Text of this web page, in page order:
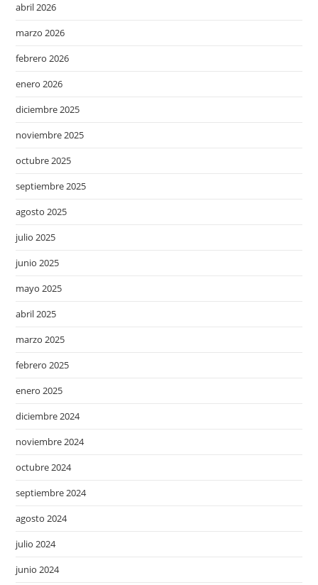
abril 2026
marzo 2026
febrero 2026
enero 2026
diciembre 2025
noviembre 2025
octubre 2025
septiembre 2025
agosto 2025
julio 2025
junio 2025
mayo 2025
abril 2025
marzo 2025
febrero 2025
enero 2025
diciembre 2024
noviembre 2024
octubre 2024
septiembre 2024
agosto 2024
julio 2024
junio 2024